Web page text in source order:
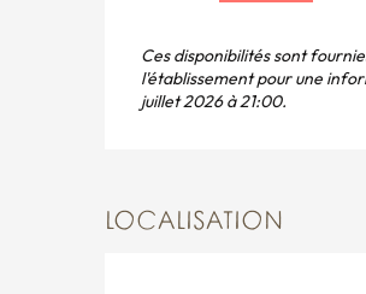
Ces disponibilités sont
l'établissement pour une
juillet 2026 à 21:00.
LOCALISATION